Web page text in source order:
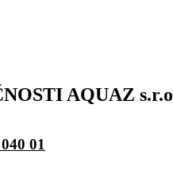
AQUAZ s.r.o
01